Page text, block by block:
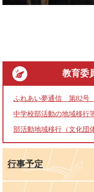
教育委
ふれあい夢通信 第82号
中学校部活動の地域移行
部活動地域移行（文化団
行事予定